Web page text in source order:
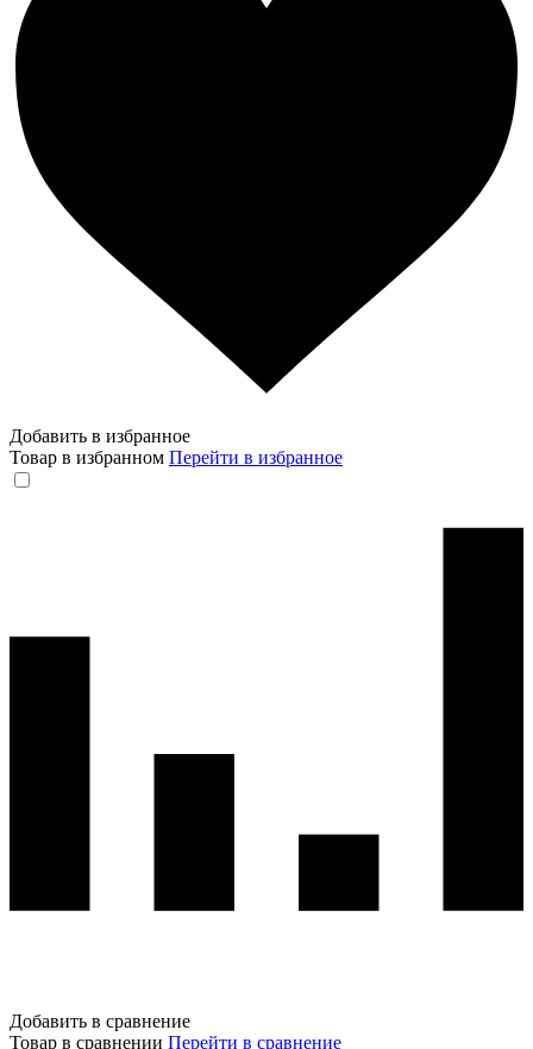
Добавить в избранное
Товар в избранном Перейти в избранное
Добавить в сравнение
Товар в сравнении Перейти в сравнение